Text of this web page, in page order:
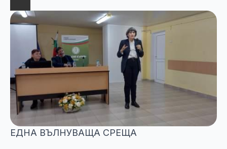
ЕДНА ВЪЛНУВАЩА СРЕЩА